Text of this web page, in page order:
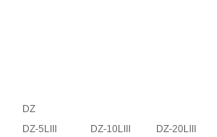
DZ
DZ-5LIII DZ-10LIII
DZ-20LIII